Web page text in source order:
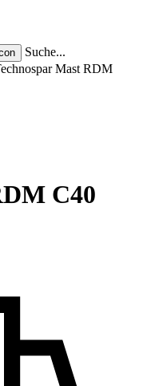
Suche...
Mast RDM
C40